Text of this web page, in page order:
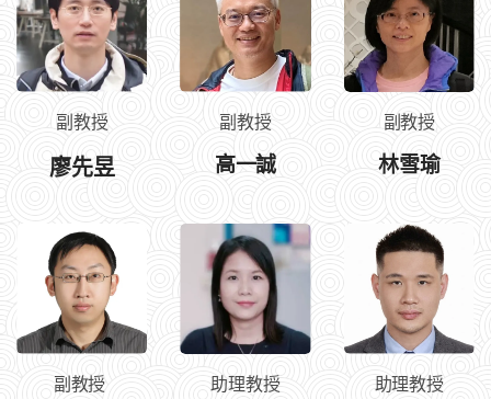
副教授
廖先昱
副教授
高一誠
副教授
林雪瑜
副教授 助理教授 助理教授